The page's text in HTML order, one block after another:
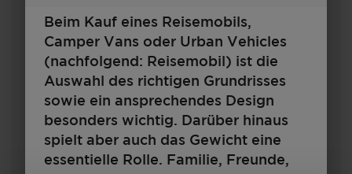
600
Beim Kauf eines Reisemobils,
Camper Vans oder Urban Vehicles
(nachfolgend: Reisemobil) ist die
Auswahl des richtigen Grundrisses
sowie ein ansprechendes Design
besonders wichtig. Darüber hinaus
spielt aber auch das Gewicht eine
essentielle Rolle. Familie, Freunde,